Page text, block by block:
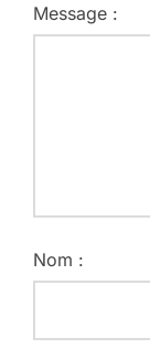
Message :
Nom :